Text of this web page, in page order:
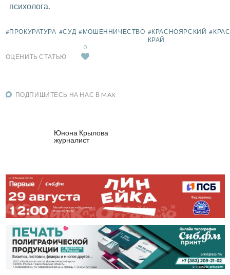
психолога.
#ПРОКУРАТУРА #СУД #МОШЕННИЧЕСТВО #КРАСНОЯРСКИЙ
КРАЙ
ОЦЕНИТЬ СТАТЬЮ
0
ПОДПИШИТЕСЬ НА НАС В MAX
Юнона Крылова
журналист